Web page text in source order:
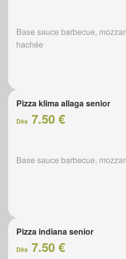
Base sauce barbecue,
hachée
Pizza klima allaga senior
Dès 7.50 €
Base sauce barbecue,
Pizza indiana senior
Dès 7.50 €